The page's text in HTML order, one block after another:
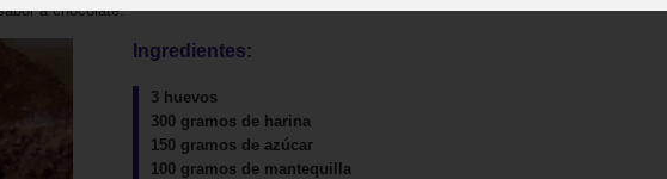
a chocolate.
Ingredientes:
3 huevos
300 gramos de harina
150 gramos de azúcar
100 gramos de mantequilla